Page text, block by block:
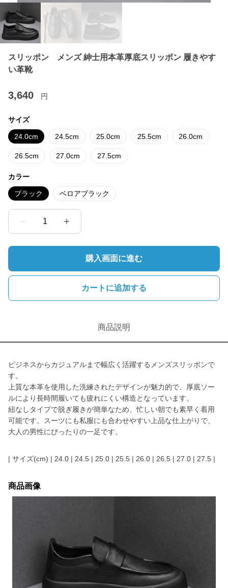
スリッポン メンズ 紳士用本革厚底スリッポン 履きやす
い革靴
3,640 円
サイズ
24.0cm 24.5cm 25.0cm 25.5cm 26.0cm
26.5cm 27.0cm 27.5cm
カラー
ブラック ベロアブラック
1
購入画面に進む
カートに追加する
商品説明
ビジネスからカジュアルまで幅広く活躍するメンズスリッポンで
す。
上質な本革を使用した洗練されたデザインが魅力的で、厚底ソー
ルにより長時間履いても疲れにくい構造となっています。
紐なしタイプで脱ぎ履きが簡単なため、忙しい朝でも素早く着用
可能です。スーツにも私服にも合わせやすい上品な仕上がりで、
大人の男性にぴったりの一足です。
| サイズ(cm) | 24.0 | 24.5 | 25.0 | 25.5 | 26.0 | 26.5 | 27.0 | 27.5 |
商品画像